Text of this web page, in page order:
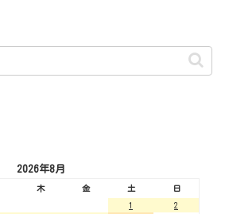
2026年8月
木 金 土 日
1
2